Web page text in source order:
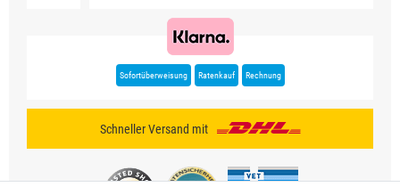
Sofortüberweisung Ratenkauf Rechnung
Schneller Versand mit